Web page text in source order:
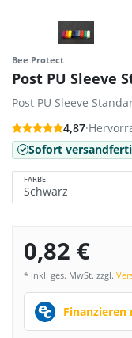
Bee Protect
Post PU Sleeve
Post PU Sleeve
4,87·
Sofort
FARBE
0,82 €
* inkl. ges. MwSt. zzgl.
Finanzieren